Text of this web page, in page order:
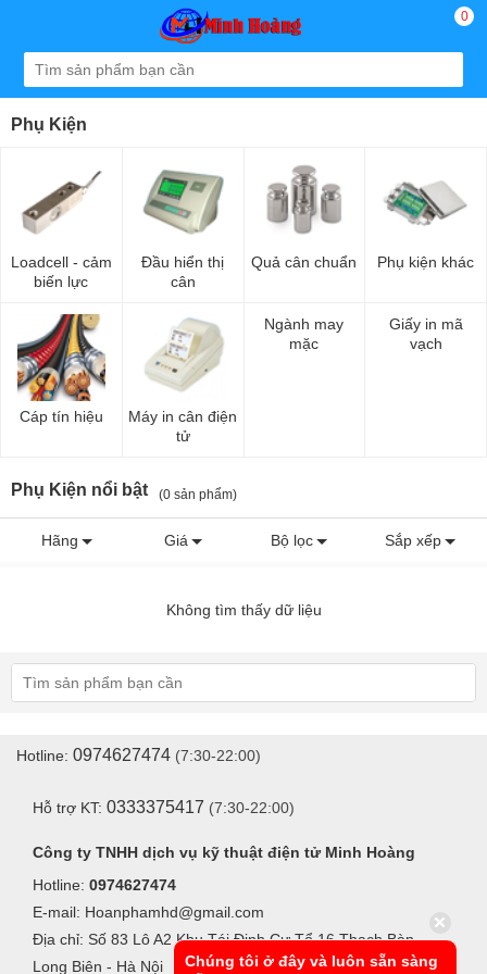
0
Phụ Kiện
Loadcell - cảm
biến lực
Đầu hiển thị
cân
Quả cân chuẩn Phụ kiện khác
Cáp tín hiệu
Máy in cân điện
tử
Ngành may
mặc
Giấy in mã
vạch
Phụ Kiện nổi bật (0 sản phẩm)
Hãng Giá Bộ lọc Sắp xếp
Không tìm thấy dữ liệu
Hotline: 0974627474 (7:30-22:00)
Hỗ trợ KT: 0333375417 (7:30-22:00)
Công ty TNHH dịch vụ kỹ thuật điện tử Minh Hoàng
Hotline: 0974627474
E-mail: Hoanphamhd@gmail.com
Địa chỉ: Số 83 Lô A2 Khu Tái Định Cư Tổ 16 Thạch Bàn -
Long Biên - Hà Nội
Chúng tôi ở đây và luôn sẵn sàng